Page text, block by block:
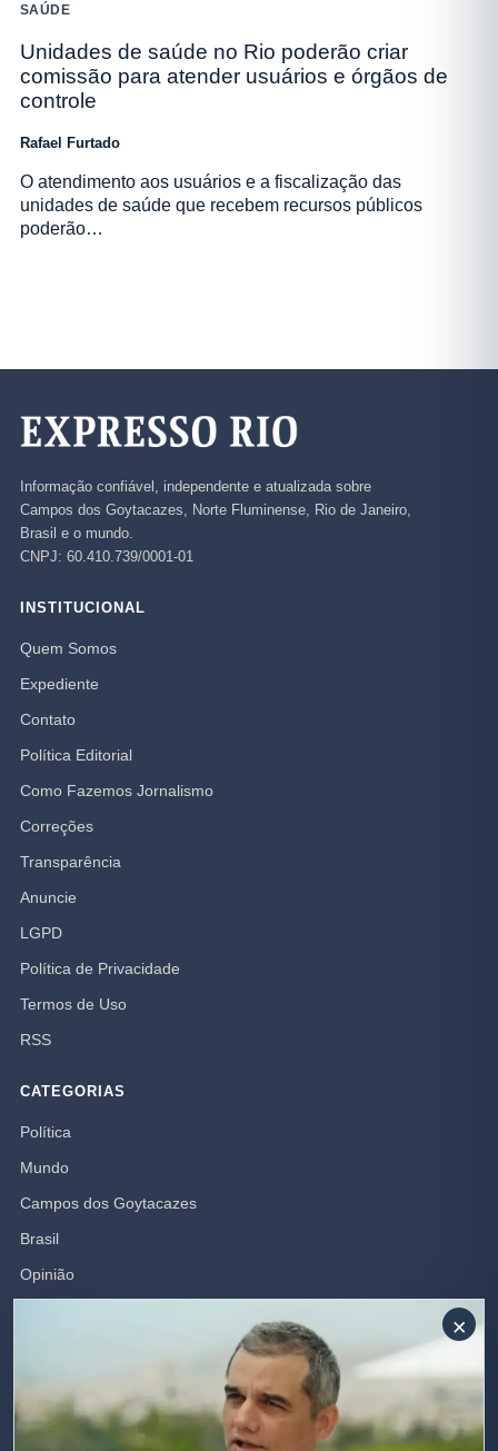
SAÚDE
Unidades de saúde no Rio poderão criar
comissão para atender usuários e órgãos de
controle
Rafael Furtado
O atendimento aos usuários e a fiscalização das
unidades de saúde que recebem recursos públicos
poderão…
Informação confiável, independente e atualizada sobre
Campos dos Goytacazes, Norte Fluminense, Rio de Janeiro,
Brasil e o mundo.
CNPJ: 60.410.739/0001-01
INSTITUCIONAL
Quem Somos
Expediente
Contato
Política Editorial
Como Fazemos Jornalismo
Correções
Transparência
Anuncie
LGPD
Política de Privacidade
Termos de Uso
RSS
CATEGORIAS
Política
Mundo
Campos dos Goytacazes
Brasil
Opinião
SIGA-NOS
×